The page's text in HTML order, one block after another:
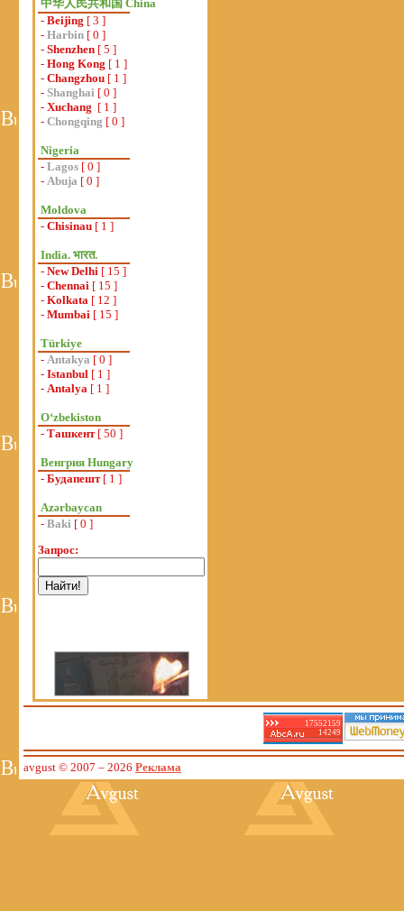
中华人民共和国 China
- Beijing [ 3 ]
- Harbin [ 0 ]
- Shenzhen [ 5 ]
- Hong Kong [ 1 ]
- Changzhou [ 1 ]
- Shanghai [ 0 ]
- Xuchang [ 1 ]
- Chongqing [ 0 ]
Nigeria
- Lagos [ 0 ]
- Abuja [ 0 ]
Moldova
- Chisinau [ 1 ]
India. भारत.
- New Delhi [ 15 ]
- Chennai [ 15 ]
- Kolkata [ 12 ]
- Mumbai [ 15 ]
Türkiye
- Antakya [ 0 ]
- Istanbul [ 1 ]
- Antalya [ 1 ]
Oʻzbekiston
- Ташкент[ 50 ]
Венгрия Hungary
- Будапешт[ 1 ]
Azərbaycan
- Baki [ 0 ]
Запрос:
17552159
14249
avgust © 2007 – 2026 Реклама